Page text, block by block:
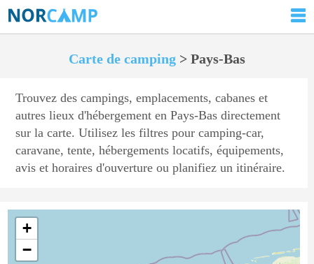
Carte de camping > Pays-Bas
Trouvez des campings, emplacements, cabanes et
autres lieux d'hébergement en Pays-Bas directement
sur la carte. Utilisez les filtres pour camping-car,
caravane, tente, hébergements locatifs, équipements,
avis et horaires d'ouverture ou planifiez un itinéraire.
+
−